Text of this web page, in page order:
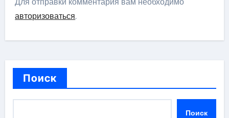
авторизоваться.
Поиск
Поиск